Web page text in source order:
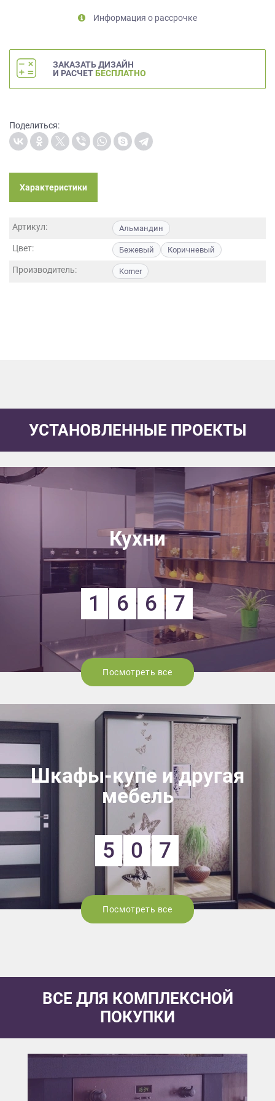
Информация о рассрочке
ЗАКАЗАТЬ ДИЗАЙН
И РАСЧЕТ БЕСПЛАТНО
Поделиться:
Характеристики
Артикул: Альмандин
Цвет: Бежевый Коричневый
Производитель: Korner
УСТАНОВЛЕННЫЕ ПРОЕКТЫ
Кухни
1 6 6 7
Посмотреть все
Шкафы-купе и другая
мебель
5 0 7
Посмотреть все
ВСЕ ДЛЯ КОМПЛЕКСНОЙ
ПОКУПКИ
данных,
также
Согласие
персональных
данных
метрическими
порядке
условиях
обработки
персональных